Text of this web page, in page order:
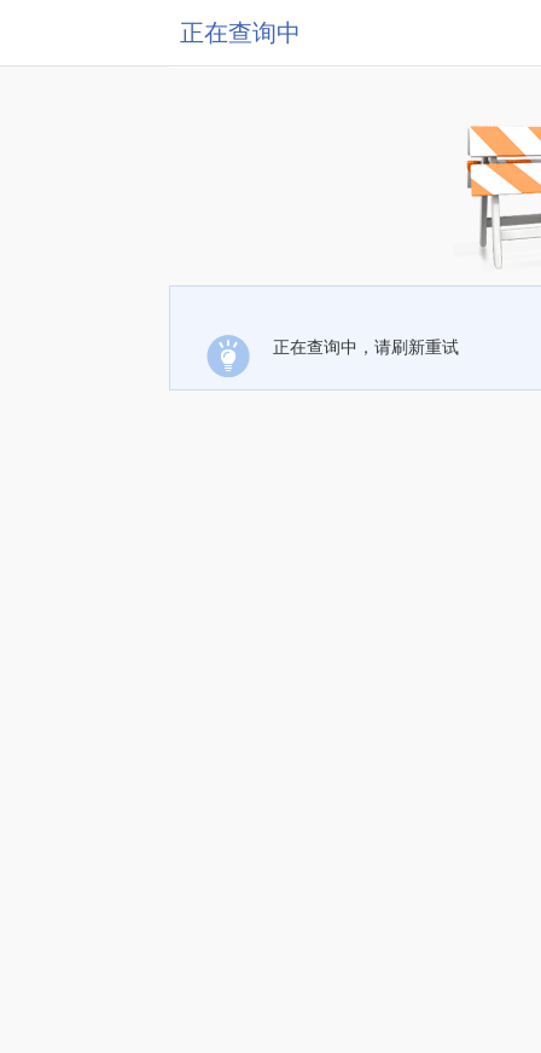
正在查询中
正在查询中，请刷新重试